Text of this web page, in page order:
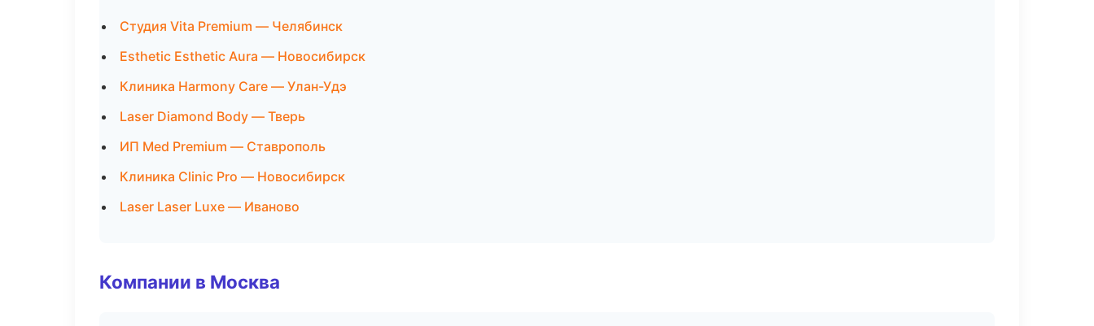
Студия Vita Premium — Челябинск
Esthetic Esthetic Aura — Новосибирск
Клиника Harmony Care — Улан-Удэ
Laser Diamond Body — Тверь
ИП Med Premium — Ставрополь
Клиника Clinic Pro — Новосибирск
Laser Laser Luxe — Иваново
Компании в Москва